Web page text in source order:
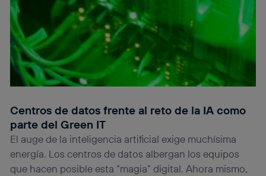
Centros de datos frente al reto de la IA como
parte del Green IT
El auge de la inteligencia artificial exige muchísima
energía. Los centros de datos albergan los equipos
que hacen posible esta “magia” digital. Ahora mismo,